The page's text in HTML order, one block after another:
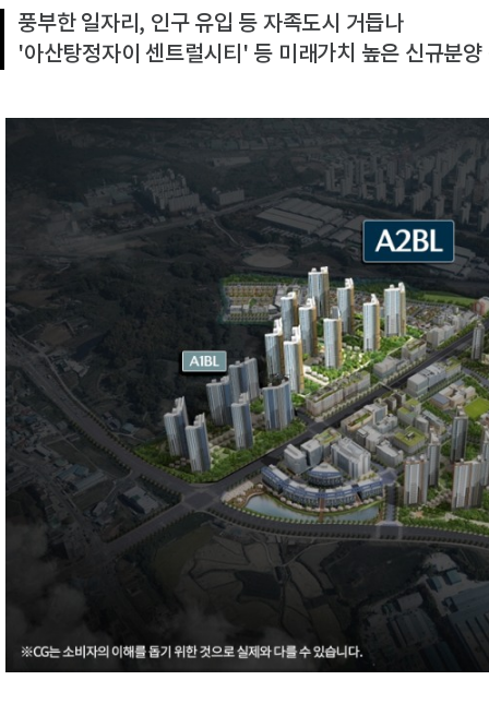
풍부한 일자리, 인구 유입 등 자족도시 거듭나
'아산탕정자이 센트럴시티' 등 미래가치 높은 신규분양